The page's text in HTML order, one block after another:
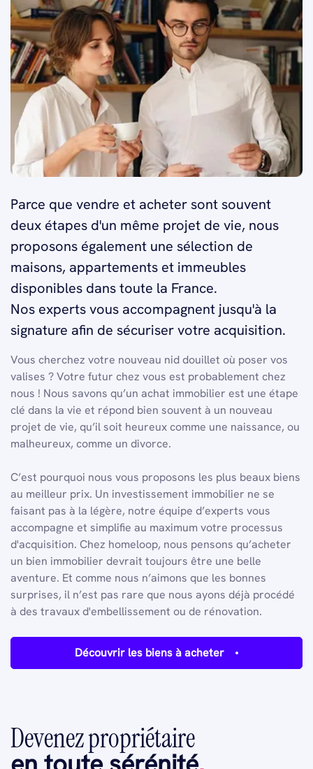
Parce que vendre et acheter sont souvent
deux étapes d'un même projet de vie, nous
proposons également une sélection de
maisons, appartements et immeubles
disponibles dans toute la France.
Nos experts vous accompagnent jusqu'à la
signature afin de sécuriser votre acquisition.
Vous cherchez votre nouveau nid douillet où poser vos
valises ? Votre futur chez vous est probablement chez
nous ! Nous savons qu’un achat immobilier est une étape
clé dans la vie et répond bien souvent à un nouveau
projet de vie, qu’il soit heureux comme une naissance, ou
malheureux, comme un divorce.
C’est pourquoi nous vous proposons les plus beaux biens
au meilleur prix. Un investissement immobilier ne se
faisant pas à la légère, notre équipe d’experts vous
accompagne et simplifie au maximum votre processus
d'acquisition. Chez homeloop, nous pensons qu’acheter
un bien immobilier devrait toujours être une belle
aventure. Et comme nous n’aimons que les bonnes
surprises, il n’est pas rare que nous ayons déjà procédé
à des travaux d'embellissement ou de rénovation.
Découvrir les biens à acheter
Devenez propriétaire